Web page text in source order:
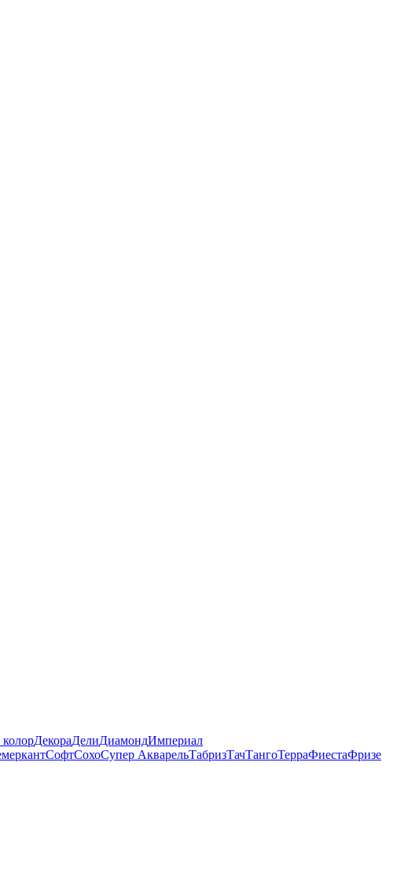
колорДекораДелиДиамондИмпериал
СофтСохоСупер АкварельТабризТачТангоТерраФиестаФризе